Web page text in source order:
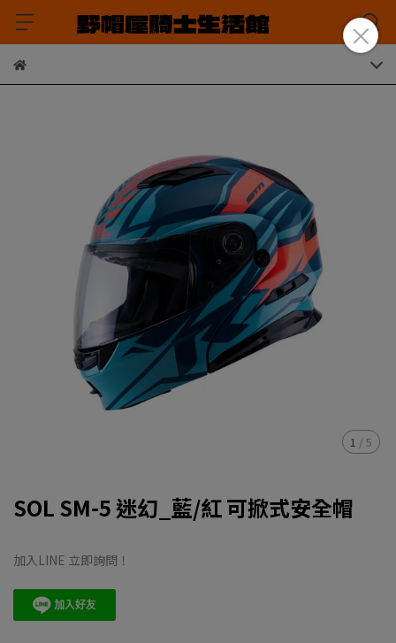
1 /5
SOL SM-5 迷幻_藍/紅 可掀式安全帽
加入LINE 立即詢問！